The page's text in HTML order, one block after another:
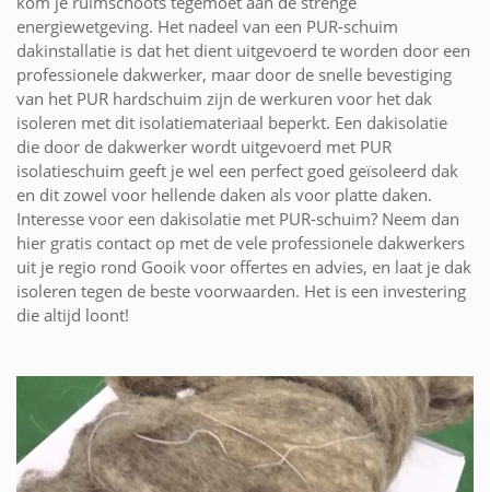
energiewetgeving. Het nadeel van een PUR-schuim
dakinstallatie is dat het dient uitgevoerd te worden door een
professionele dakwerker, maar door de snelle bevestiging
van het PUR hardschuim zijn de werkuren voor het dak
isoleren met dit isolatiemateriaal beperkt. Een dakisolatie
die door de dakwerker wordt uitgevoerd met PUR
isolatieschuim geeft je wel een perfect goed geïsoleerd dak
en dit zowel voor hellende daken als voor platte daken.
Interesse voor een dakisolatie met PUR-schuim? Neem dan
hier gratis contact op met de vele professionele dakwerkers
uit je regio rond Gooik voor offertes en advies, en laat je dak
isoleren tegen de beste voorwaarden. Het is een investering
die altijd loont!